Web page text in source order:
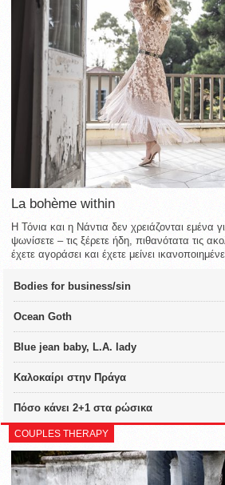
La bohème within
Η Τόνια και η Νάντια δεν χρειάζονται εμένα
ψωνίσετε – τις ξέρετε ήδη, πιθανότατα τις
έχετε αγοράσει και έχετε μείνει
Bodies for business/sin
Ocean Goth
Blue jean baby, L.A. lady
Καλοκαίρι στην Πράγα
Πόσο κάνει 2+1 στα ρώσικα
COUPLES THERAPY